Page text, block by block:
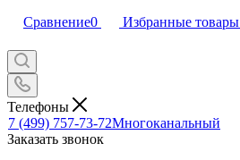
Сравнение0 Избранные товары
Телефоны
7 (499) 757-73-72Многоканальный
Заказать звонок